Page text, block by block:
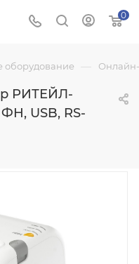
0
оборудование —
РИТЕЙЛ-
USB, RS-